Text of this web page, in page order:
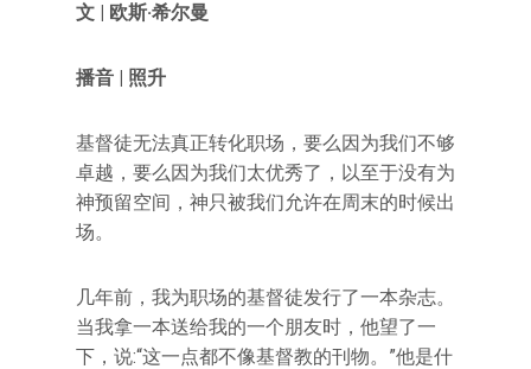
文 | 欧斯·希尔曼
播音 | 照升
基督徒无法真正转化职场，要么因为我们不够
卓越，要么因为我们太优秀了，以至于没有为
神预留空间，神只被我们允许在周末的时候出
场。
几年前，我为职场的基督徒发行了一本杂志。
当我拿一本送给我的一个朋友时，他望了一
下，说:“这一点都不像基督教的刊物。”他是什